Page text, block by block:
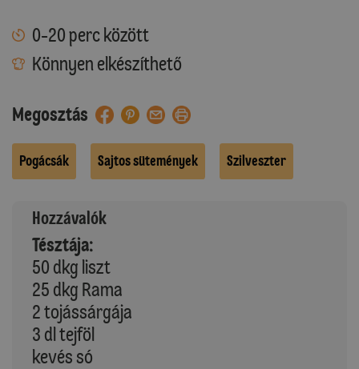
0-20 perc között
Könnyen elkészíthető
Megosztás
Pogácsák Sajtos sütemények Szilveszter
Hozzávalók
Tésztája:
50 dkg liszt
25 dkg Rama
2 tojássárgája
3 dl tejföl
kevés só